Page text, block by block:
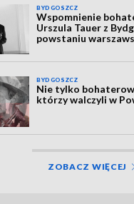
BYDGOSZCZ
Wspomnienie
Urszula Tauer z
powstaniu
BYDGOSZCZ
Nie tylko
którzy walczyli w
ZOBACZ WIĘCEJ